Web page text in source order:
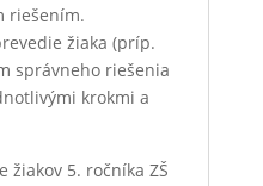
riešením.
žiaka (príp.
správneho riešenia
krokmi a
žiakov 5. ročníka ZŠ